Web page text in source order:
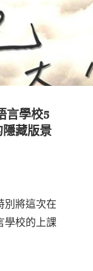
言學校5
藏版景
別將這次在
學校的上課